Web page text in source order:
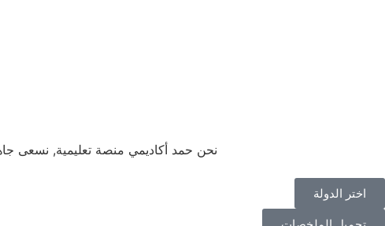
نحن حمد أكاديمي منصة تعليمية, نسعى
اختر الدولة